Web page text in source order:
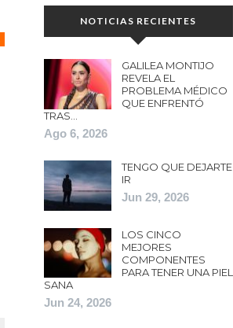
NOTICIAS RECIENTES
GALILEA MONTIJO
REVELA EL
PROBLEMA MÉDICO
QUE ENFRENTÓ
TRAS…
Ago 6, 2026
TENGO QUE DEJARTE
IR
Jun 29, 2026
LOS CINCO
MEJORES
COMPONENTES
PARA TENER UNA PIEL
SANA
Jun 24, 2026